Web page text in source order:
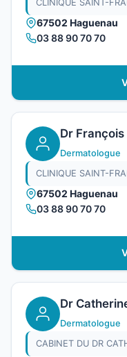
CLINIQUE SAINT-
67502 Haguenau
03 88 90 70 70
Dr François
Dermatologue
CLINIQUE SAINT-
67502 Haguenau
03 88 90 70 70
Dr
Dermatologue
CABINET DU DR